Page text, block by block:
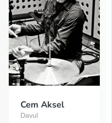
Cem Aksel
Davul